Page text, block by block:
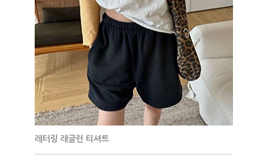
레터링 래글런 티셔트